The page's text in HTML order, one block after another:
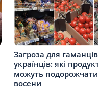
Загроза для гаманців
українців: які
можуть
восени